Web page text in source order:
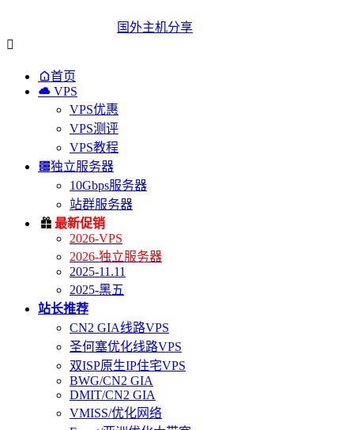
国外主机分享

首页
 VPS
VPS优惠
VPS测评
VPS教程
独立服务器
10Gbps服务器
站群服务器
 最新促销
2026-VPS
2026-独立服务器
2025-11.11
2025-黑五
站长推荐
CN2 GIA线路VPS
圣何塞优化线路VPS
双ISP原生IP住宅VPS
BWG/CN2 GIA
DMIT/CN2 GIA
VMISS/优化网络